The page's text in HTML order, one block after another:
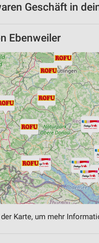
Geschäft in
Ebenweiler
Karte, um mehr